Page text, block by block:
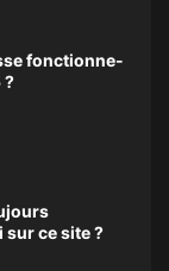
fonctionne-
?
sur ce site ?